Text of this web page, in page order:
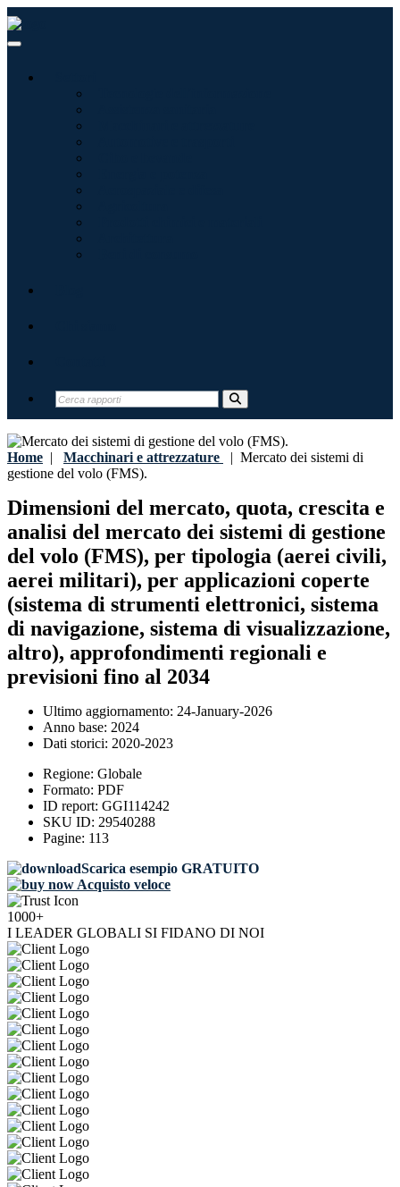
Home | Macchinari e attrezzature | Mercato dei sistemi di
gestione del volo (FMS).
Dimensioni del mercato, quota, crescita e
analisi del mercato dei sistemi di gestione
del volo (FMS), per tipologia (aerei civili,
aerei militari), per applicazioni coperte
(sistema di strumenti elettronici, sistema
di navigazione, sistema di visualizzazione,
altro), approfondimenti regionali e
previsioni fino al 2034
Ultimo aggiornamento: 24-January-2026
Anno base: 2024
Dati storici: 2020-2023
Regione: Globale
Formato: PDF
ID report: GGI114242
SKU ID: 29540288
Pagine: 113
Scarica esempio GRATUITO
Acquisto veloce
1000+
I LEADER GLOBALI SI FIDANO DI NOI